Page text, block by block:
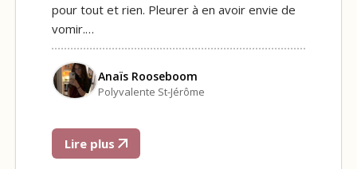
pour tout et rien. Pleurer à en avoir envie de
vomir.…
Anaïs Rooseboom
Polyvalente St-Jérôme
Lire plus